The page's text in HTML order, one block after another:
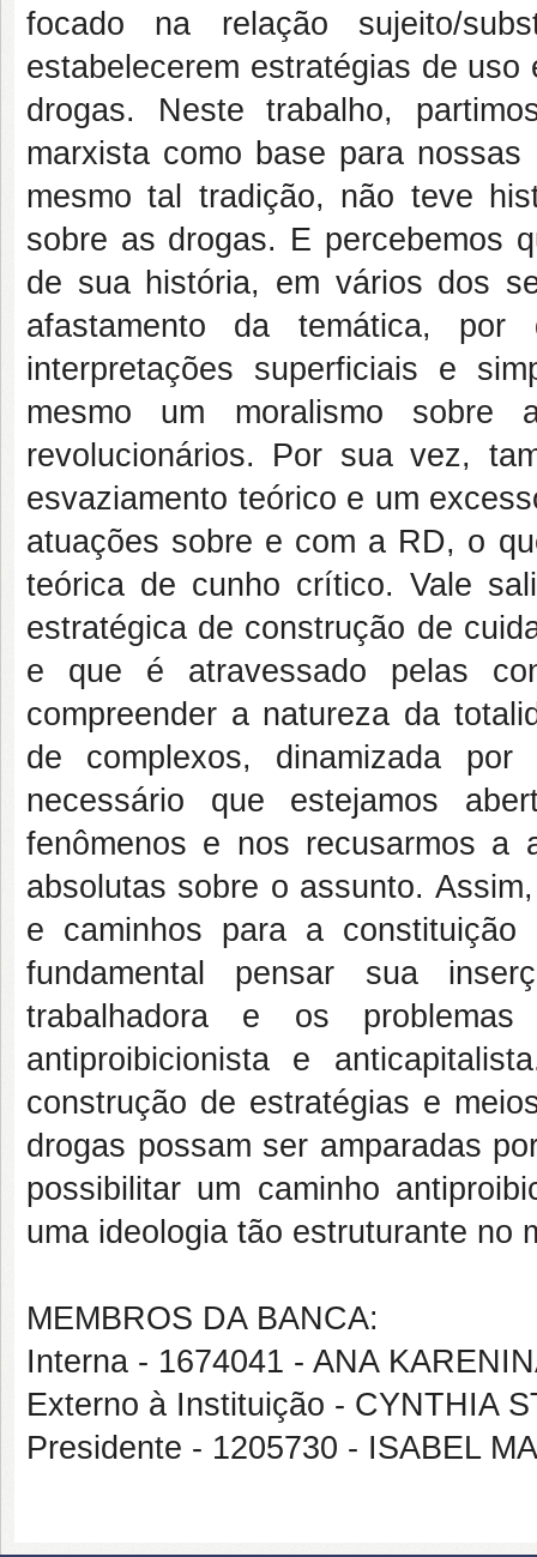
focado na relação sujeito/
estabelecerem estratégias de
drogas. Neste trabalho,
marxista como base para
mesmo tal tradição, não teve
sobre as drogas. E percebemos
de sua história, em vários dos
afastamento da temática, por
interpretações superficiais e
mesmo um moralismo sobre
revolucionários. Por sua vez,
esvaziamento teórico e um
atuações sobre e com a RD, o
teórica de cunho crítico. Vale
estratégica de construção de
e que é atravessado pelas
compreender a natureza da
de complexos, dinamizada
necessário que estejamos
fenômenos e nos recusarmos a
absolutas sobre o assunto.
e caminhos para a
fundamental pensar sua
trabalhadora e os
antiproibicionista e
construção de estratégias e
drogas possam ser amparadas
possibilitar um caminho
uma ideologia tão estruturante no
MEMBROS DA BANCA:
Interna - 1674041 - ANA
Externo à Instituição - CYNTHIA
Presidente - 1205730 - ISABEL